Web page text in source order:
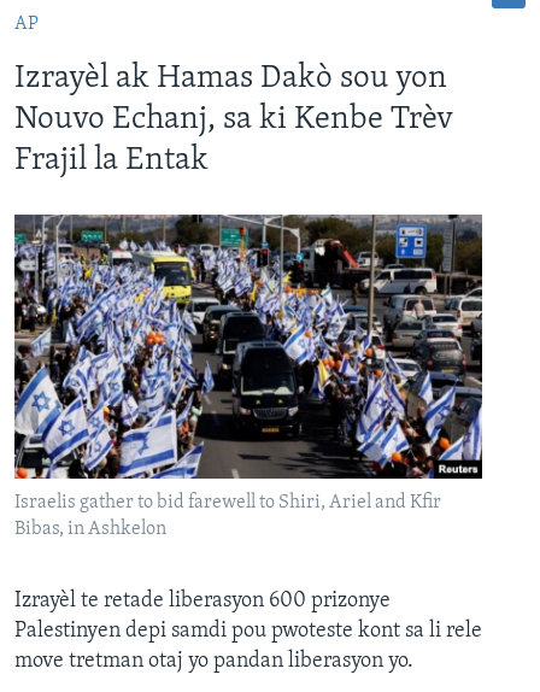
AP
Izrayèl ak Hamas Dakò sou yon
Nouvo Echanj, sa ki Kenbe Trèv
Frajil la Entak
Israelis gather to bid farewell to Shiri, Ariel and Kfir
Bibas, in Ashkelon
Izrayèl te retade liberasyon 600 prizonye
Palestinyen depi samdi pou pwoteste kont sa li rele
move tretman otaj yo pandan liberasyon yo.